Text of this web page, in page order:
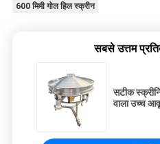
600 मिमी गोल हिल स्क्रीन
सबसे उत्तम
सटीक
वाला उच्च